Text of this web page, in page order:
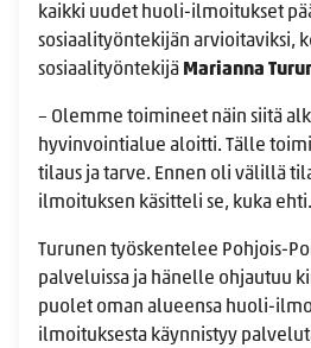
kaikki uudet huoli-ilmoitukset
sosiaalityöntekijän arvioitaviksi,
sosiaalityöntekijä Marianna
– Olemme toimineet näin siitä
hyvinvointialue aloitti. Tälle
tilaus ja tarve. Ennen oli välillä
ilmoituksen käsitteli se, kuka ehti.
Turunen työskentelee Pohjois-
palveluissa ja hänelle ohjautuu
puolet oman alueensa huoli-
ilmoituksesta käynnistyy